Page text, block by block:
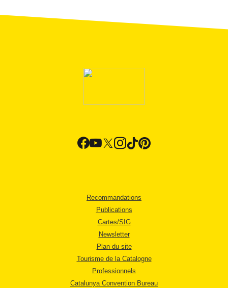
Recommandations
Publications
Cartes/SIG
Newsletter
Plan du site
Tourisme de la Catalogne
Professionnels
Catalunya Convention Bureau